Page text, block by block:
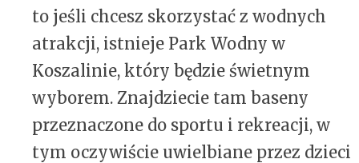
to jeśli chcesz skorzystać z wodnych
atrakcji, istnieje Park Wodny w
Koszalinie, który będzie świetnym
wyborem. Znajdziecie tam baseny
przeznaczone do sportu i rekreacji, w
tym oczywiście uwielbiane przez dzieci